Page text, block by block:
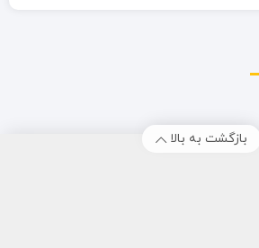
بازگشت به بالا